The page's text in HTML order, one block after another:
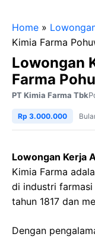
Home »
Kimia Farma
Lowongan
Farma
PT Kimia Farma Tbk
Rp 3.000.000
Lowongan Kerja
Kimia Farma
di industri
tahun 1817 dan
Dengan